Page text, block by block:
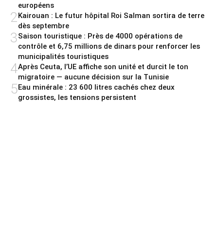
européens
2Kairouan : Le futur hôpital Roi Salman sortira de terre
dès septembre
3Saison touristique : Près de 4000 opérations de
contrôle et 6,75 millions de dinars pour renforcer les
municipalités touristiques
4Après Ceuta, l’UE affiche son unité et durcit le ton
migratoire — aucune décision sur la Tunisie
5Eau minérale : 23 600 litres cachés chez deux
grossistes, les tensions persistent